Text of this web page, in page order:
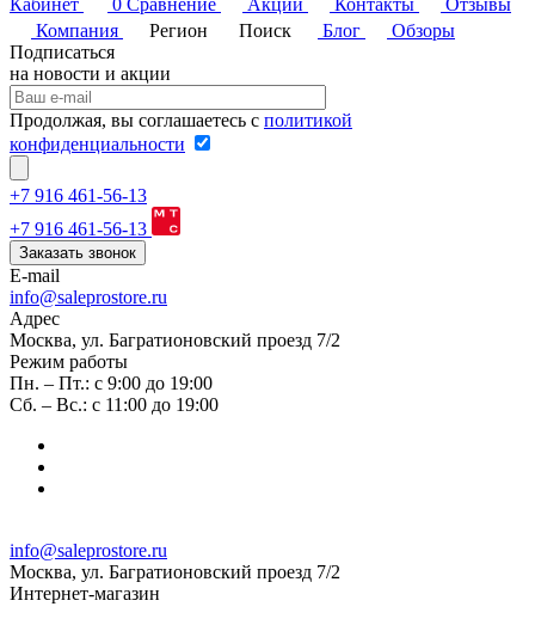
Кабинет
0 Сравнение Акции Контакты
Отзывы
Компания
Регион Поиск Блог
Обзоры
Подписаться
на новости и акции
Продолжая, вы соглашаетесь с политикой
конфиденциальности
+7 916 461-56-13
+7 916 461-56-13
Заказать звонок
E-mail
info@saleprostore.ru
Адрес
Москва, ул. Багратионовский проезд 7/2
Режим работы
Пн. – Пт.: с 9:00 до 19:00
Сб. – Вс.: с 11:00 до 19:00
info@saleprostore.ru
Москва, ул. Багратионовский проезд 7/2
Интернет-магазин